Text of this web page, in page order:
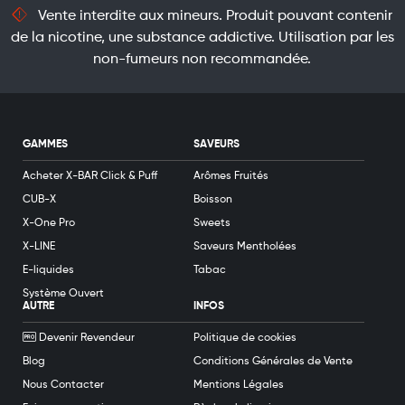
Vente interdite aux mineurs. Produit pouvant contenir
de la nicotine, une substance addictive. Utilisation par les
non-fumeurs non recommandée.
GAMMES
Acheter X-BAR Click & Puff
CUB-X
X-One Pro
X-LINE
E-liquides
Système Ouvert
SAVEURS
Arômes Fruités
Boisson
Sweets
Saveurs Mentholées
Tabac
AUTRE
Devenir Revendeur
Blog
Nous Contacter
INFOS
Politique de cookies
Conditions Générales de Vente
Mentions Légales